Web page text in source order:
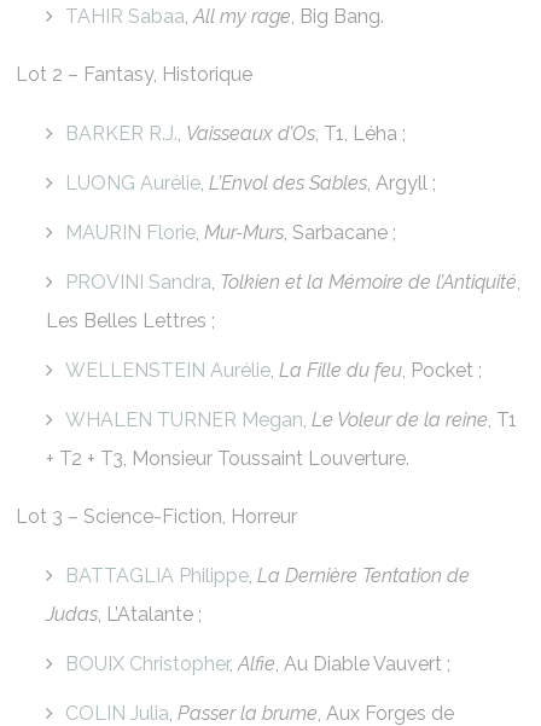
TAHIR Sabaa,All my rage, Big Bang.
Lot 2 – Fantasy, Historique
BARKER R.J., Vaisseaux d’Os, T1, Léha ;
LUONG Aurélie,L’Envol des Sables, Argyll ;
MAURIN Florie,Mur-Murs, Sarbacane ;
PROVINI Sandra, Tolkien et la Mémoire de l’Antiquité,
Les Belles Lettres ;
WELLENSTEIN Aurélie,La Fille du feu, Pocket ;
WHALEN TURNER Megan,Le Voleur de la reine, T1
+ T2 + T3, Monsieur Toussaint Louverture.
Lot 3 – Science-Fiction, Horreur
BATTAGLIA Philippe,La Dernière Tentation de
Judas, L’Atalante ;
BOUIX Christopher,Alfie, Au Diable Vauvert ;
COLIN Julia,Passer la brume, Aux Forges de